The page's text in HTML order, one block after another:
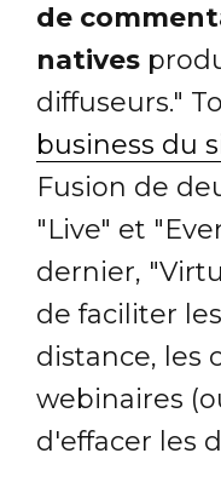
de
natives
diffuseurs."
business du
Fusion de
"Live" et
dernier,
de faciliter
distance, les
webinaires
d'effacer les